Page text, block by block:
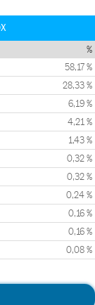
%
58,17 %
28,33 %
6,19 %
4,21 %
1,43 %
0,32 %
0,32 %
0,24 %
0,16 %
0,16 %
0,08 %